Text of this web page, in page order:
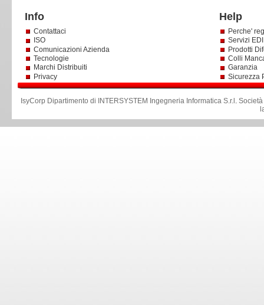
Info Help
Contattaci
ISO
Comunicazioni Azienda
Tecnologie
Marchi Distribuiti
Privacy
Perche'
Servizi
Prodotti
Colli
Garanzia
Sicurezza
IsyCorp Dipartimento di INTERSYSTEM Ingegneria Informatica S.r.l .